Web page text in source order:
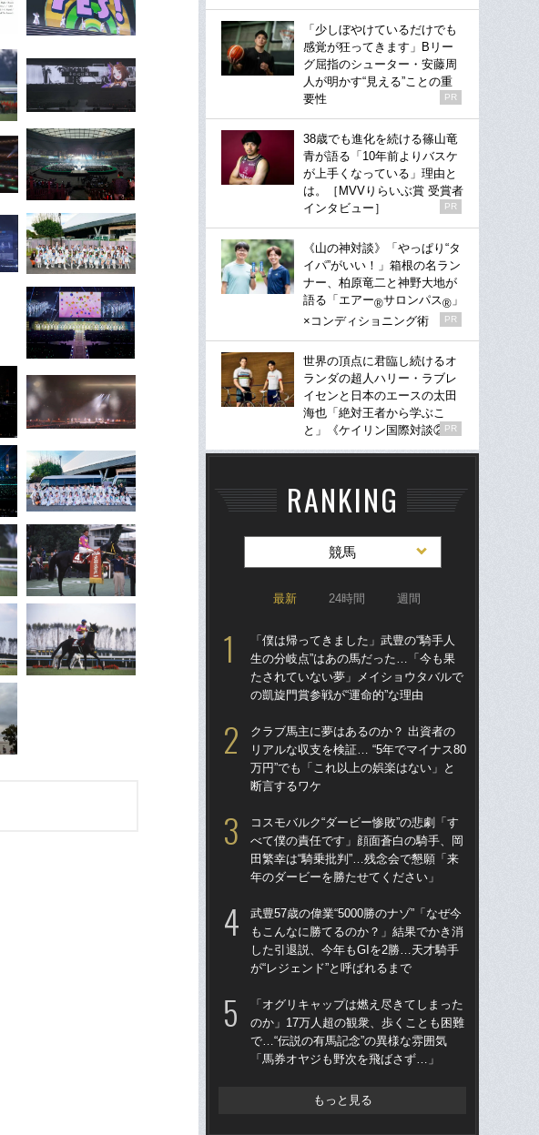
「少しぼやけているだけでも
感覚が狂ってきます」Bリー
グ屈指のシューター・安藤周
人が明かす“見える”ことの重
要性
PR
38歳でも進化を続ける篠山竜
青が語る「10年前よりバスケ
が上手くなっている」理由と
は。［MVVりらいぶ賞 受賞者
インタビュー］
PR
《山の神対談》「やっぱり“タ
イパ”がいい！」箱根の名ラン
ナー、柏原竜二と神野大地が
語る「エアー®サロンパス® 」
×コンディショニング術
PR
世界の頂点に君臨し続けるオ
ランダの超人ハリー・ラブレ
イセンと日本のエースの太田
海也「絶対王者から学ぶこ
と」《ケイリン国際対談②》
PR
RANKING
競馬
最新 24時間 週間
「僕は帰ってきました」武豊の“騎手人
生の分岐点”はあの馬だった…「今も果
たされていない夢」メイショウタバルで
の凱旋門賞参戦が“運命的”な理由
クラブ馬主に夢はあるのか？ 出資者の
リアルな収支を検証… “5年でマイナス80
万円”でも「これ以上の娯楽はない」と
断言するワケ
コスモバルク“ダービー惨敗”の悲劇「す
べて僕の責任です」顔面蒼白の騎手、岡
田繁幸は“騎乗批判”…残念会で懇願「来
年のダービーを勝たせてください」
武豊57歳の偉業“5000勝のナゾ”「なぜ今
もこんなに勝てるのか？」結果でかき消
した引退説、今年もGIを2勝…天才騎手
が“レジェンド”と呼ばれるまで
「オグリキャップは燃え尽きてしまった
のか」17万人超の観衆、歩くことも困難
で…“伝説の有馬記念”の異様な雰囲気
「馬券オヤジも野次を飛ばさず…」
もっと見る